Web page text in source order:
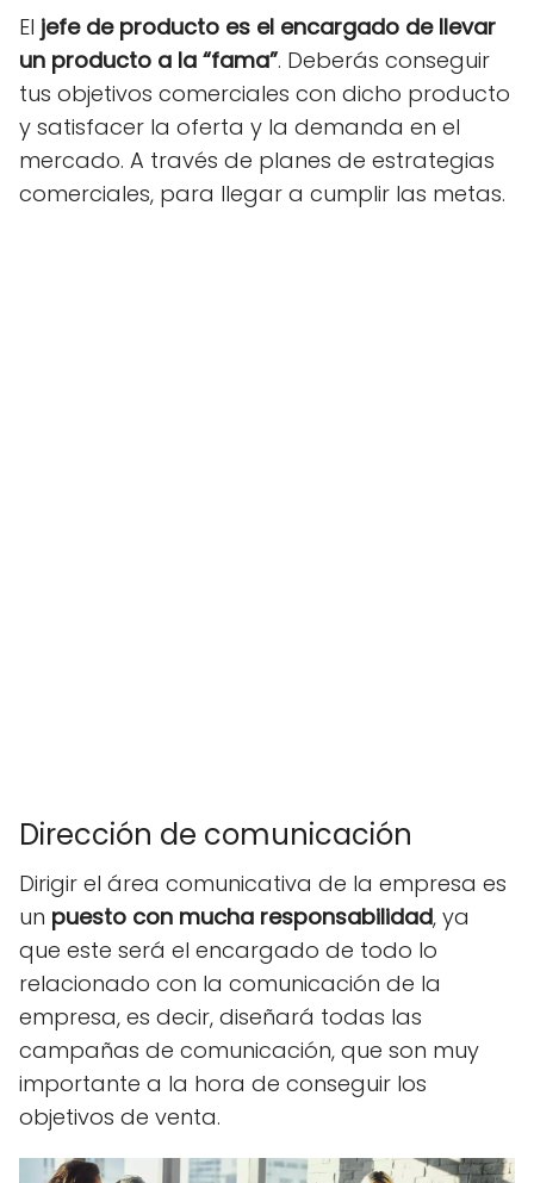
El jefe de producto es el encargado de llevar
un producto a la “fama”. Deberás conseguir
tus objetivos comerciales con dicho producto
y satisfacer la oferta y la demanda en el
mercado. A través de planes de estrategias
comerciales, para llegar a cumplir las metas.
Dirección de comunicación
Dirigir el área comunicativa de la empresa es
un puesto con mucha responsabilidad, ya
que este será el encargado de todo lo
relacionado con la comunicación de la
empresa, es decir, diseñará todas las
campañas de comunicación, que son muy
importante a la hora de conseguir los
objetivos de venta.